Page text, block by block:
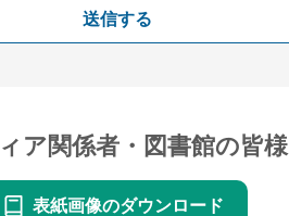
送信する
ア関係者・図書館の皆様
表紙画像のダウンロード